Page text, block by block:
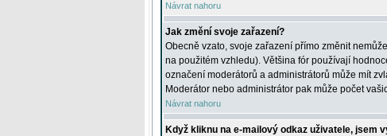
Návrat nahoru
Jak změní svoje zařazení?
Obecně vzato, svoje zařazení přímo změnit
na použitém vzhledu). Většina fór používají
označení moderátorů a administrátorů může mít
Moderátor nebo administrátor pak může počet
Návrat nahoru
Když kliknu na e-mailový odkaz uživatele, jsem